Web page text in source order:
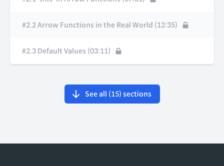
#2.2 Arrow Functions in the Real World (12:35)
#2.3 Default Values (03:11)
See all (15) sections